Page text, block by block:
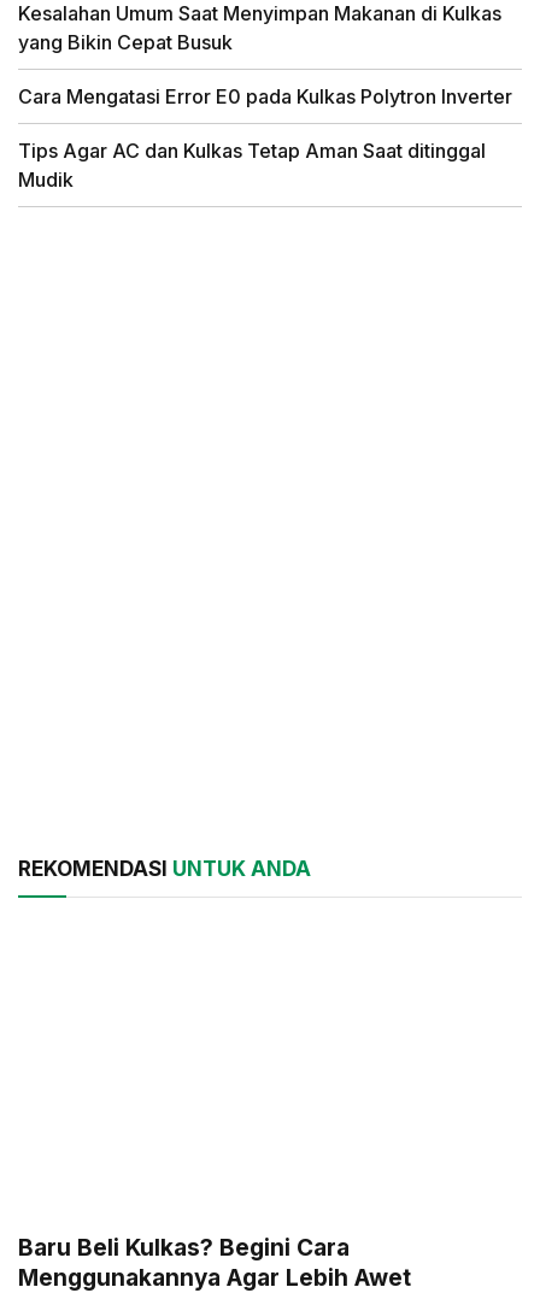
Kesalahan Umum Saat Menyimpan Makanan di Kulkas
yang Bikin Cepat Busuk
Cara Mengatasi Error E0 pada Kulkas Polytron Inverter
Tips Agar AC dan Kulkas Tetap Aman Saat ditinggal
Mudik
REKOMENDASI UNTUK ANDA
Baru Beli Kulkas? Begini Cara
Menggunakannya Agar Lebih Awet